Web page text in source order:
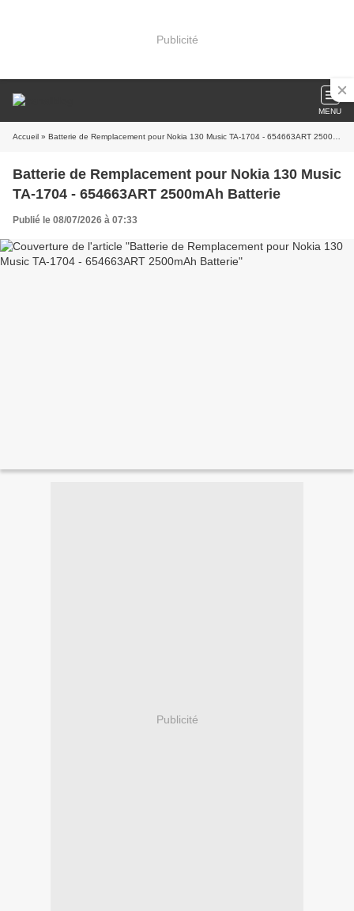
Publicité
MENU
Accueil » Batterie de Remplacement pour Nokia 130 Music TA-1704 - 654663ART 2500mAh Batterie
Batterie de Remplacement pour Nokia 130 Music
TA-1704 - 654663ART 2500mAh Batterie
Publié le 08/07/2026 à 07:33
Publicité